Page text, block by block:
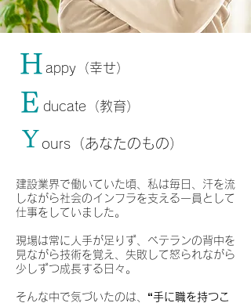
H appy（幸せ）
E ducate（教育）
Y ours（あなたのもの）
建設業界で働いていた頃、私は毎日、汗を流
しながら社会のインフラを支える一員として
仕事をしていました。
現場は常に人手が足りず、ベテランの背中を
見ながら技術を覚え、失敗して怒られながら
少しずつ成長する日々。
そんな中で気づいたのは、 “手に職を持つこ